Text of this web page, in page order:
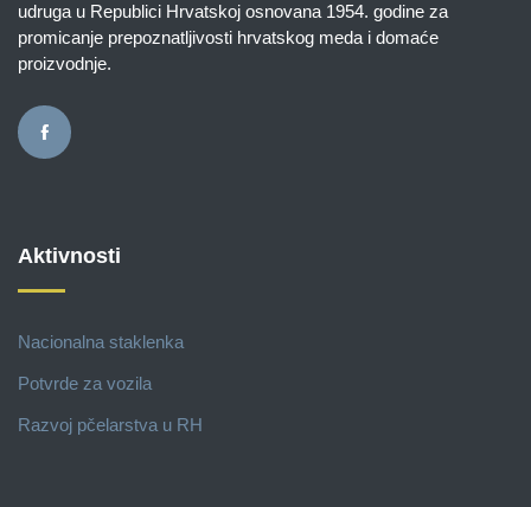
udruga u Republici Hrvatskoj osnovana 1954. godine za
promicanje prepoznatljivosti hrvatskog meda i domaće
proizvodnje.
Aktivnosti
Nacionalna staklenka
Potvrde za vozila
Razvoj pčelarstva u RH